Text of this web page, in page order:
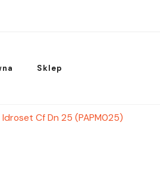
Sklep
Cf Dn 25 (PAPM025)